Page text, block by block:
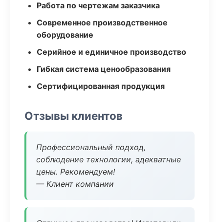
Работа по чертежам заказчика
Современное производственное
оборудование
Серийное и единичное производство
Гибкая система ценообразования
Сертифицированная продукция
Отзывы клиентов
Профессиональный подход,
соблюдение технологии, адекватные
цены. Рекомендуем!
— Клиент компании